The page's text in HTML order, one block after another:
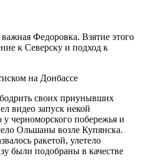
Федоровка. Взятие этого
к Северску и подход к
своих приунывших
видео запуск некой
у черноморского побережья и
Ольшаны возле Купянска.
ракетой, улетело
были подобраны в качестве